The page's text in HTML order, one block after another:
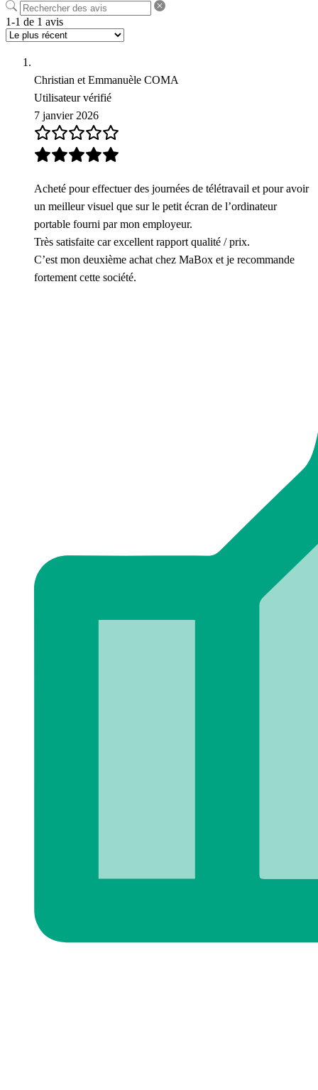
1-1 de 1 avis
Christian et Emmanuèle COMA
Utilisateur vérifié
7 janvier 2026
Acheté pour effectuer des journées de télétravail et pour avoir
un meilleur visuel que sur le petit écran de l’ordinateur
portable fourni par mon employeur.
Très satisfaite car excellent rapport qualité / prix.
C’est mon deuxième achat chez MaBox et je recommande
fortement cette société.